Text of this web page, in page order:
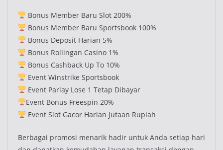
Bonus Member Baru Slot 200%
Bonus Member Baru Sportsbook 100%
Bonus Deposit Harian 5%
Bonus Rollingan Casino 1%
Bonus Cashback Up To 10%
Event Winstrike Sportsbook
Event Parlay Lose 1 Tetap Dibayar
Event Bonus Freespin 20%
Event Slot Gacor Harian Jutaan Rupiah
Berbagai promosi menarik hadir untuk Anda setiap hari